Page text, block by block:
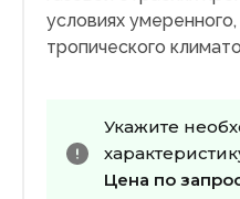
условиях
тропического
Укажите
Цена по